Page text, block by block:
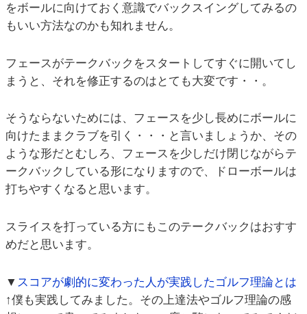
をボールに向けておく意識でバックスイングしてみるの
もいい方法なのかも知れません。
フェースがテークバックをスタートしてすぐに開いてし
まうと、それを修正するのはとても大変です・・。
そうならないためには、フェースを少し長めにボールに
向けたままクラブを引く・・・と言いましょうか、その
ような形だとむしろ、フェースを少しだけ閉じながらテ
ークバックしている形になりますので、ドローボールは
打ちやすくなると思います。
スライスを打っている方にもこのテークバックはおすす
めだと思います。
▼ スコアが劇的に変わった人が実践したゴルフ理論とは
↑僕も実践してみました。その上達法やゴルフ理論の感